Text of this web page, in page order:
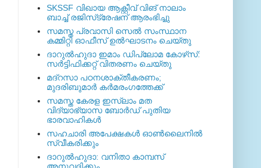
SKSSF വിഖായ ആക്റ്റീവ് വിങ് നാലാം
ബാച്ച് രജിസ്‌ട്രേഷന് ആരംഭിച്ചു
സമസ്ത പ്രവാസി സെല്‍ സംസ്ഥാന
കമ്മിറ്റി ഓഫീസ് ഉല്‍ഘാടനം ചെയ്തു
ദാറുല്‍ഹുദാ ഇമാം ഡിപ്ലോമ കോഴ്‌സ്:
സര്‍ട്ടിഫിക്കറ്റ് വിതരണം ചെയ്തു
മദ്‌റസാ പഠനശാക്തീകരണം;
മുദരിബുമാര്‍ കര്‍മരംഗത്തേക്ക്
സമസ്ത കേരള ഇസ്ലാം മത
വിദ്യാഭ്യാസ ബോര്‍ഡ് പുതിയ
ഭാരവാഹികള്‍
സഹചാരി അപേക്ഷകൾ ഓൺലൈനിൽ
സ്വീകരിക്കും
ദാറുല്‍ഹുദാ: വനിതാ കാമ്പസ്